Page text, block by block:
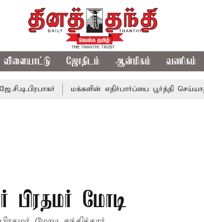
விளையாட்டு ஜோதிடம் ஆன்மிகம் வணிகம்
மக்களின் எதிர்பார்ப்பை பூர்த்தி செய்யாத
மோடி